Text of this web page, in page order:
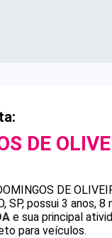
DE
DE
SP, possui 3
e sua principal
para veículos.